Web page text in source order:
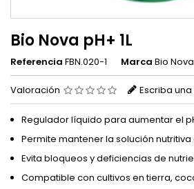
Bio Nova pH+ 1L
Referencia FBN.020-1 Marca Bio Nova
Valoración Escriba
Regulador líquido para aumentar el
Permite mantener la solución
Evita bloqueos y deficiencias de
Compatible con cultivos en tierra,